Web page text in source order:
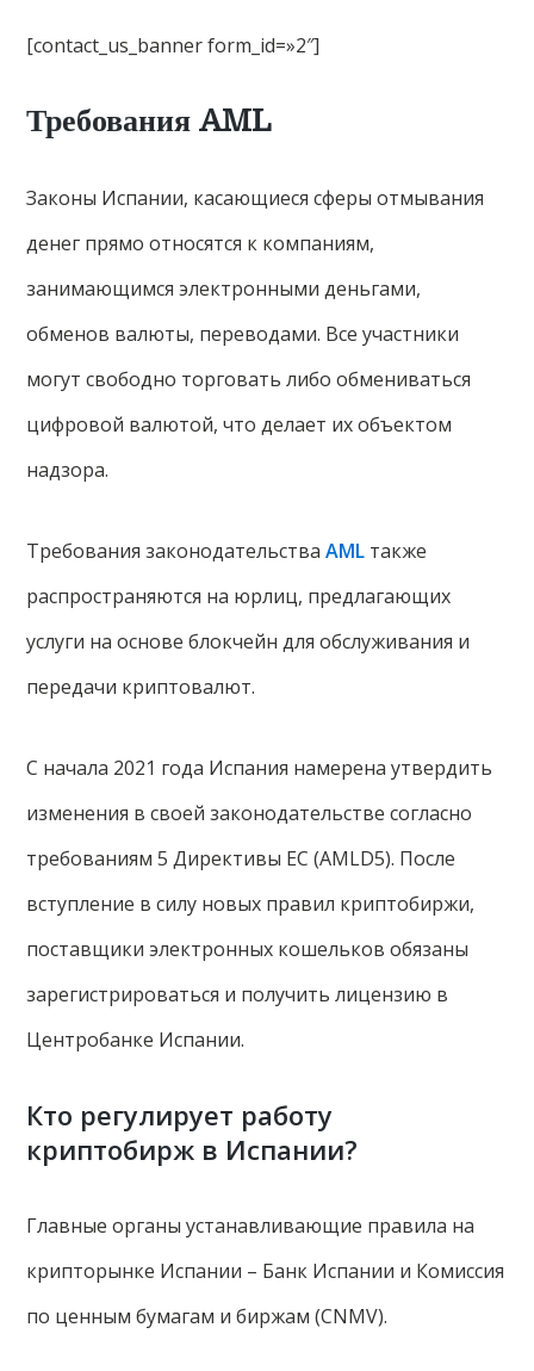
[contact_us_banner form_id=»2″]
Требования AML
Законы Испании, касающиеся сферы отмывания
денег прямо относятся к компаниям,
занимающимся электронными деньгами,
обменов валюты, переводами. Все участники
могут свободно торговать либо обмениваться
цифровой валютой, что делает их объектом
надзора.
Требования законодательстваAML также
распространяются на юрлиц, предлагающих
услуги на основе блокчейн для обслуживания и
передачи криптовалют.
С начала 2021 года Испания намерена утвердить
изменения в своей законодательстве согласно
требованиям 5 Директивы ЕС (AMLD5). После
вступление в силу новых правил криптобиржи,
поставщики электронных кошельков обязаны
зарегистрироваться и получить лицензию в
Центробанке Испании.
Кто регулирует работу
криптобирж в Испании?
Главные органы устанавливающие правила на
крипторынке Испании – Банк Испании и Комиссия
по ценным бумагам и биржам (CNMV).